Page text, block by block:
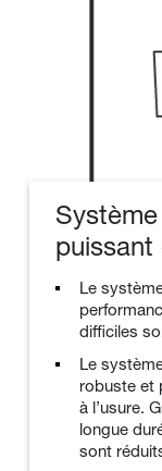
Le
difficiles
Le
robuste et
à l’usure.
longue
sont